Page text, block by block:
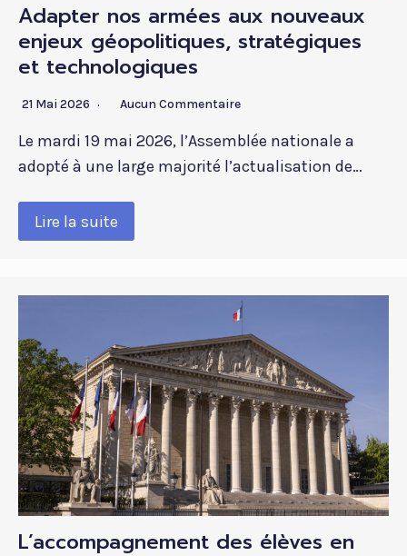
Adapter nos armées aux nouveaux
enjeux géopolitiques, stratégiques
et technologiques
21 Mai 2026 Aucun Commentaire
Le mardi 19 mai 2026, l’Assemblée nationale a
adopté à une large majorité l’actualisation de…
Lire la suite
L’accompagnement des élèves en